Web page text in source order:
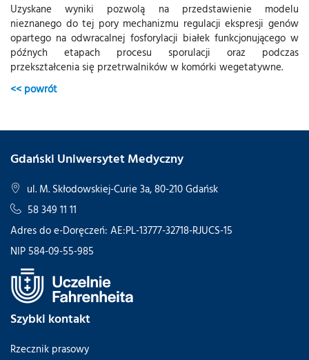
Uzyskane wyniki pozwolą na przedstawienie modelu
nieznanego do tej pory mechanizmu regulacji ekspresji genów
opartego na odwracalnej fosforylacji białek funkcjonującego w
późnych etapach procesu sporulacji oraz podczas
przekształcenia się przetrwalników w komórki wegetatywne.
<< powrót
Gdański Uniwersytet Medyczny
ul. M. Skłodowskiej-Curie 3a, 80-210 Gdańsk
58 349 11 11
Adres do e-Doręczeń: AE:PL-13777-32718-RJUCS-15
NIP 584-09-55-985
Szybki kontakt
Rzecznik prasowy